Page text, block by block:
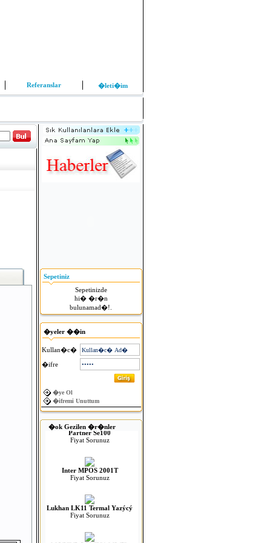
Referanslar �leti�im
Sepetiniz
Sepetinizde
hi� �r�n
bulunamad�!.
�yeler ��in
Kullan�c�
�ifre
�ye Ol
�ifremi Unuttum
�ok Gezilen �r�nler
Fiyat Sorunuz
Partner Se100
Fiyat Sorunuz
Inter MPOS 2001T
Fiyat Sorunuz
Lukhan LK11 Termal Yazýcý
Fiyat Sorunuz
MOBILE COMPIA M3 EL